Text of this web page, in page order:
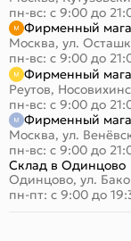
пн-вс: с 9:00 до
Фирменный
Москва, ул.
пн-вс: с 9:00 до
Фирменный
Реутов,
пн-вс: с 9:00 до
Фирменный
Москва, ул.
пн-вс: с 9:00 до
Склад в Одинцово
Одинцово, ул.
пн-пт: с 9:00 до